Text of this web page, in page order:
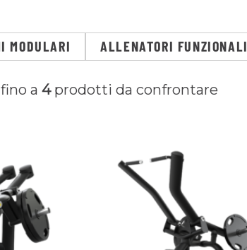
MODULARI ALLENATORI FUNZIONALI
a 4prodotti da confrontare